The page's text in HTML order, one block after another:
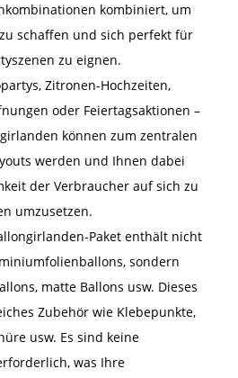
kombiniert, um
schaffen und sich perfekt für
zu eignen.
Zitronen-Hochzeiten,
oder Feiertagsaktionen –
können zum zentralen
werden und Ihnen dabei
der Verbraucher auf sich zu
umzusetzen.
Paket enthält nicht
sondern
matte Ballons usw. Dieses
Zubehör wie Klebepunkte,
usw. Es sind keine
was Ihre